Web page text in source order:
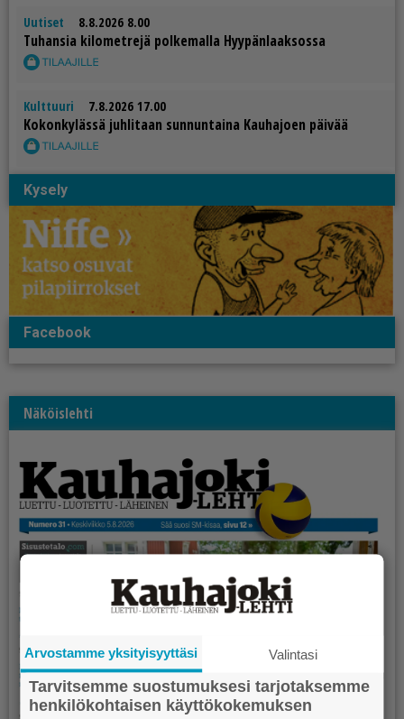
Uutiset 8.8.2026 8.00
Tu­han­sia ki­lo­met­re­jä pol­ke­mal­la Hyy­pän­laak­sos­sa
Kulttuuri 7.8.2026 17.00
Ko­kon­ky­läs­sä juh­li­taan sun­nun­tai­na Kau­ha­jo­en päi­vää
Kysely
Facebook
Näköislehti
Arvostamme yksityisyyttäsi Valintasi
Tarvitsemme suostumuksesi tarjotaksemme
henkilökohtaisen käyttökokemuksen